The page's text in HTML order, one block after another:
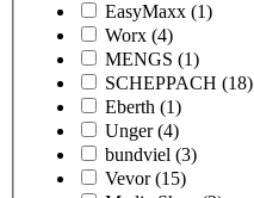
EasyMaxx (1)
Worx (4)
MENGS (1)
SCHEPPACH (18)
Eberth (1)
Unger (4)
bundviel (3)
Vevor (15)